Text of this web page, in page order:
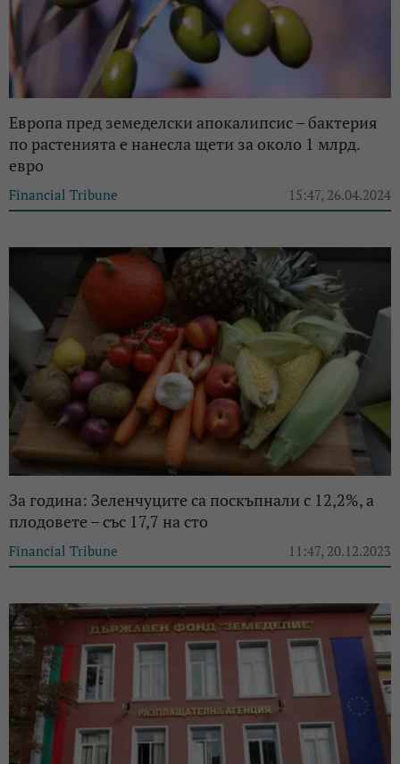
Европа пред земеделски апокалипсис – бактерия
по растенията е нанесла щети за около 1 млрд.
евро
Financial Tribune 15:47, 26.04.2024
За година: Зеленчуците са поскъпнали с 12,2%, а
плодовете – със 17,7 на сто
Financial Tribune 11:47, 20.12.2023